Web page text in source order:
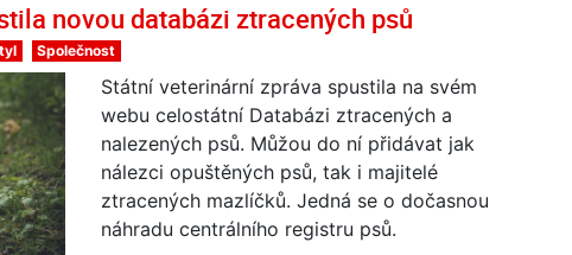
novou databázi ztracených psů
Společnost
Státní veterinární zpráva spustila na svém
webu celostátní Databázi ztracených a
nalezených psů. Můžou do ní přidávat jak
nálezci opuštěných psů, tak i majitelé
ztracených mazlíčků. Jedná se o dočasnou
náhradu centrálního registru psů.